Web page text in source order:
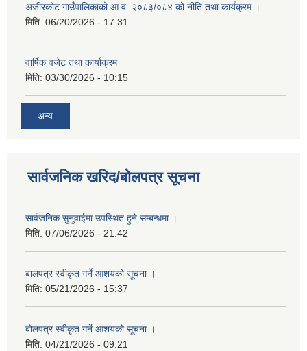
अजीरकोट गाउँपालिकाको आ.व. २०८३/०८४ को नीति तथा कार्यक्रम ।
मिति: 06/20/2026 - 17:31
वार्षिक वजेट तथा कार्याक्रम
मिति: 03/30/2026 - 10:15
अन्य
सार्वजनिक खरिद/बोलपत्र सूचना
सार्वजनिक सुनुवाईमा उपस्थित हुने सम्बन्धमा ।
मिति: 07/06/2026 - 21:42
बालपत्र स्वीकृत गर्ने आशयको सूचना ।
मिति: 05/21/2026 - 15:37
बोलपत्र स्वीकृत गर्ने आशयको सूचना ।
मिति: 04/21/2026 - 09:21